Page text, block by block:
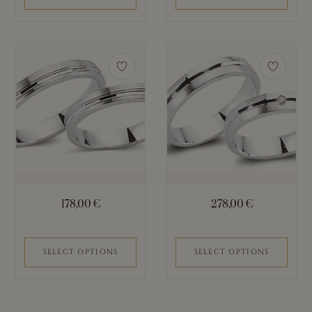
werden
178,00 €
SELECT OPTIONS
278,00 €
SELECT OPTIONS